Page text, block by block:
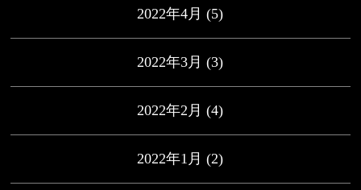
2022年4月 (5)
2022年3月 (3)
2022年2月 (4)
2022年1月 (2)